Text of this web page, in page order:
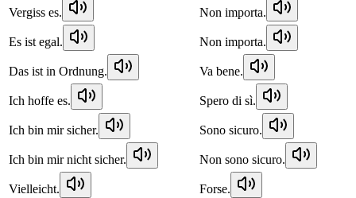
Vergiss es. Non importa.
Es ist egal. Non importa.
Das ist in Ordnung. Va bene.
Ich hoffe es. Spero di sì.
Ich bin mir sicher. Sono sicuro.
Ich bin mir nicht sicher. Non sono sicuro.
Vielleicht. Forse.